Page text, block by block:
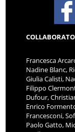
Francesca
Nadine Blanc,
Giulia Calisti,
Filippo
Dufour,
Enrico
Francesconi,
Paolo Gatto,